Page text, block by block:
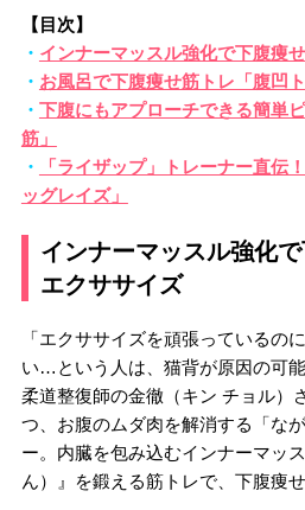
【目次】
・ インナーマッスル強化で下腹痩
・ お風呂で下腹痩せ筋トレ「腹凹
・ 下腹にもアプローチできる簡単
筋」
・
「ライザップ」トレーナー直伝
ッグレイズ」
インナーマッスル強化
エクササイズ
「エクササイズを頑張っているの
い…という人は、猫背が原因の可
柔道整復師の金徹（キン チョル）
つ、お腹のムダ肉を解消する「な
ー。内臓を包み込むインナーマッ
ん）』を鍛える筋トレで、下腹痩